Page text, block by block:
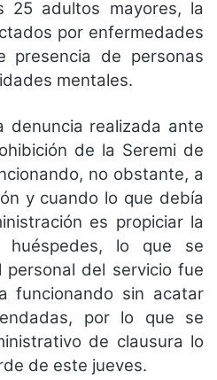
25 adultos mayores, la
por enfermedades
presencia de personas
mentales.
denuncia realizada ante
de la Seremi de
no obstante, a
y cuando lo que debía
es propiciar la
huéspedes, lo que se
del servicio fue
funcionando sin acatar
por lo que se
de clausura lo
de este jueves.